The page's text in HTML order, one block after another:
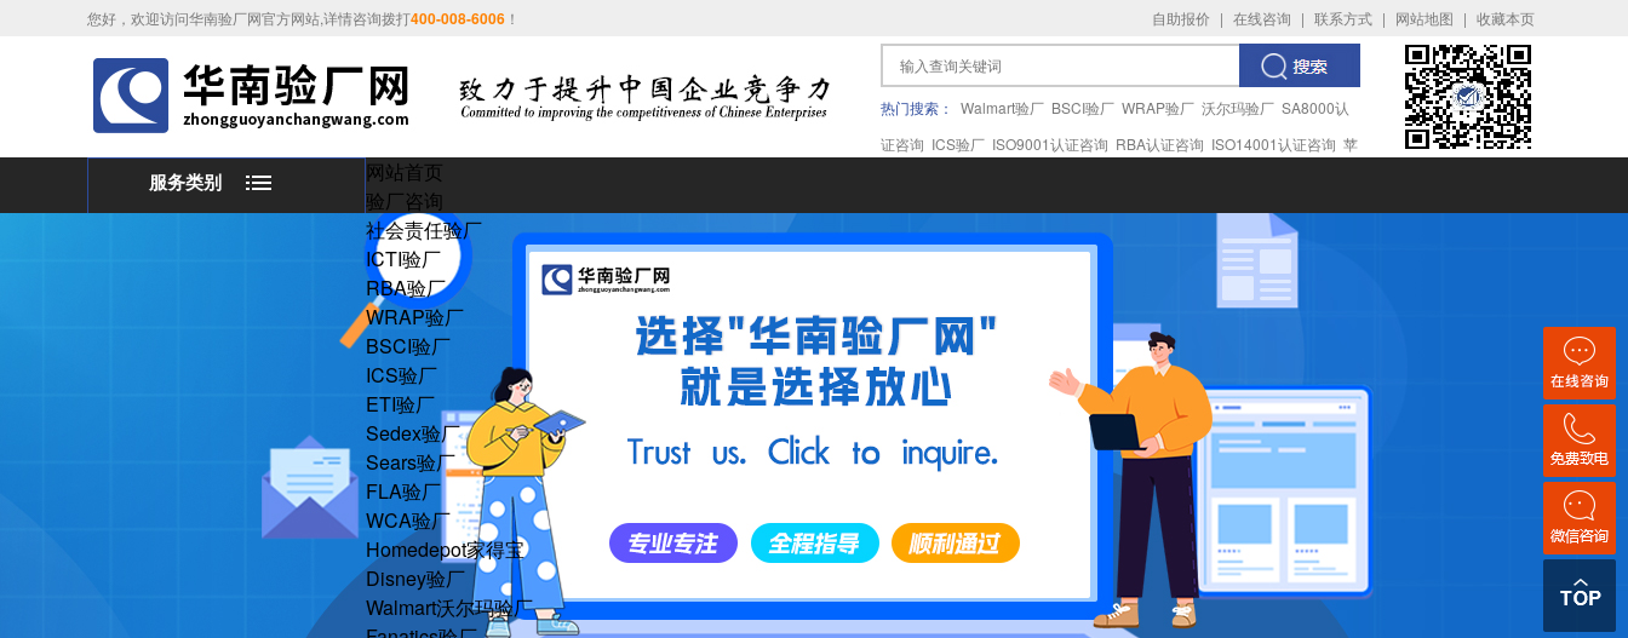
自助报价 | 在线咨询 | 联系方式 | 网站地图 | 收藏本页
您好，欢迎访问华南验厂网官方网站,详情咨询拨打400-008-6006 ！
热门搜索： Walmart验厂 BSCI验厂 WRAP验厂 沃尔玛验厂 SA8000认
证咨询 ICS验厂 ISO9001认证咨询 RBA认证咨询 ISO14001认证咨询 苹
服务类别
网站首页
验厂咨询
社会责任验厂
ICTI验厂
RBA验厂
WRAP验厂
BSCI验厂
ICS验厂
ETI验厂
Sedex验厂
Sears验厂
FLA验厂
WCA验厂
Homedepot家得宝
Disney验厂
Walmart沃尔玛验厂